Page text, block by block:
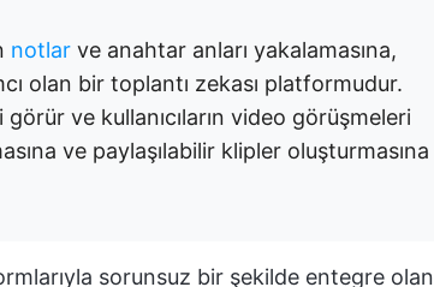
notlar ve anahtar anları yakalamasına,
olan bir toplantı zekası platformudur.
ve kullanıcıların video görüşmeleri
ve paylaşılabilir klipler oluşturmasına
sorunsuz bir şekilde entegre olan